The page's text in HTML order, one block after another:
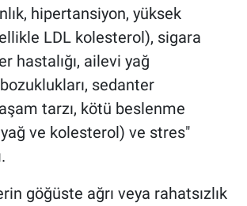
hipertansiyon, yüksek
LDL kolesterol), sigara
hastalığı, ailevi yağ
sedanter
tarzı, kötü beslenme
ve kolesterol) ve stres"
göğüste ağrı veya rahatsızlık